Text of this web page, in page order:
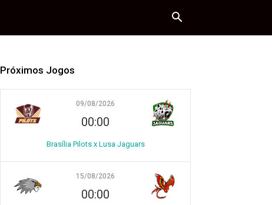
Próximos Jogos
09/08/2026
00:00
Brasília Pilots x Lusa Jaguars
15/08/2026
00:00